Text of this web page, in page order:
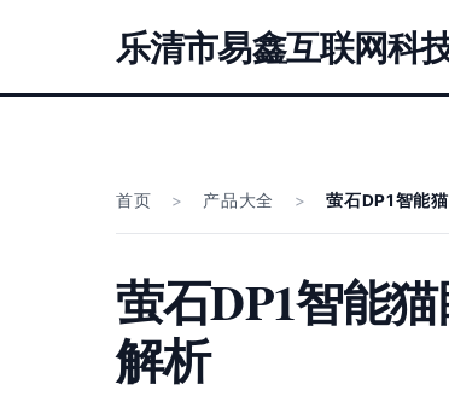
乐清市易鑫互联网科
首页 > 产品大全 > 萤石DP1智能
萤石DP1智能
解析